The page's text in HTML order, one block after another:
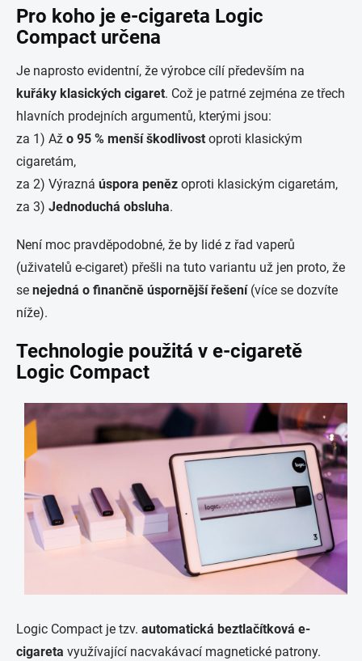
Pro koho je e-cigareta Logic
Compact určena
Je naprosto evidentní, že výrobce cílí především na
kuřáky klasických cigaret. Což je patrné zejména ze třech
hlavních prodejních argumentů, kterými jsou:
za 1) Až o 95 % menší škodlivost oproti klasickým
cigaretám,
za 2) Výrazná úspora peněz oproti klasickým cigaretám,
za 3) Jednoduchá obsluha.
Není moc pravděpodobné, že by lidé z řad vaperů
(uživatelů e-cigaret) přešli na tuto variantu už jen proto, že
se nejedná o finančně úspornější řešení(více se dozvíte
níže).
Technologie použitá v e-cigaretě
Logic Compact
Logic Compact je tzv. automatická beztlačítková e-
cigareta využívající nacvakávací magnetické patrony.